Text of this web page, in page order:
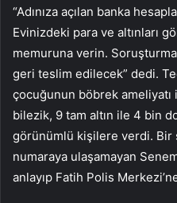
“Adınıza açılan banka
Evinizdeki para ve altınları
memuruna verin.
geri teslim edilecek” dedi.
çocuğunun böbrek
bilezik, 9 tam altın ile 4 bin
görünümlü kişilere verdi. Bir
numaraya ulaşamayan Senem
anlayıp Fatih Polis